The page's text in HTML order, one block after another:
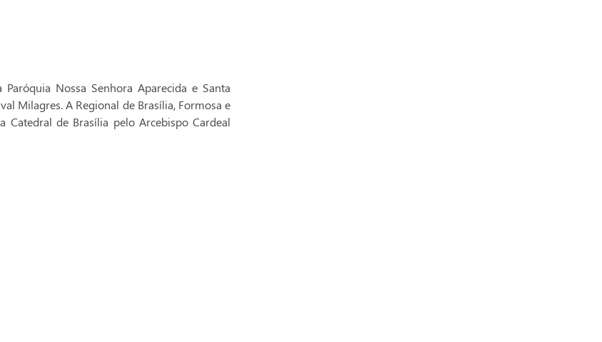
Nossa Senhora Aparecida e Santa
Milagres. A Regional de Brasília, Formosa e
Catedral de Brasília pelo Arcebispo Cardeal